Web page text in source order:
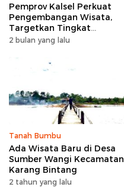
Pemprov Kalsel Perkuat
Pengembangan Wisata,
Targetkan Tingkat
Kunjungan Naik 5 Persen di
2 bulan yang lalu
Tanah Bumbu
Ada Wisata Baru di Desa
Sumber Wangi Kecamatan
Karang Bintang
2 tahun yang lalu